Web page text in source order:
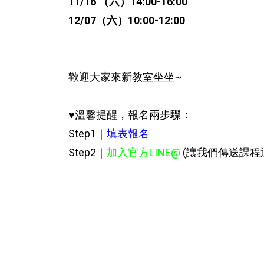
12/07 （六） 10:00-12:00
歡迎大家來新教室坐坐~
♥️溫馨提醒，報名兩步驟：
Step1｜ 填表報名
Step2｜ 加入官方LINE@ (讓我們傳送課程